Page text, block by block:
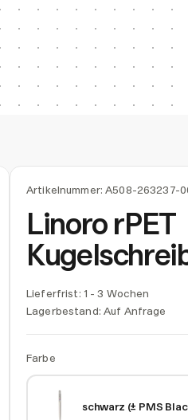
Artikelnummer:A508-263237-
Linoro rPET
Lieferfrist: 1 - 3 Wochen
Lagerbestand: Auf Anfrage
Farbe
schwarz (± PMS